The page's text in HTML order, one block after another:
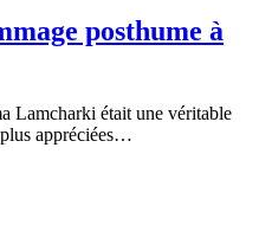
posthume à
Lamcharki était une véritable
plus appréciées…